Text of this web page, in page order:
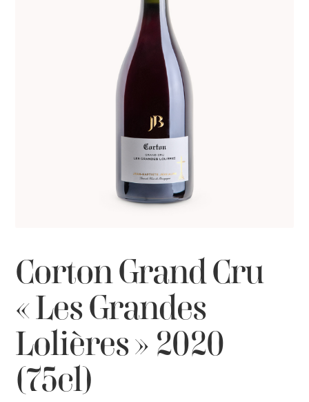
Corton Grand Cru
« Les Grandes
Lolières » 2020
(75cl)